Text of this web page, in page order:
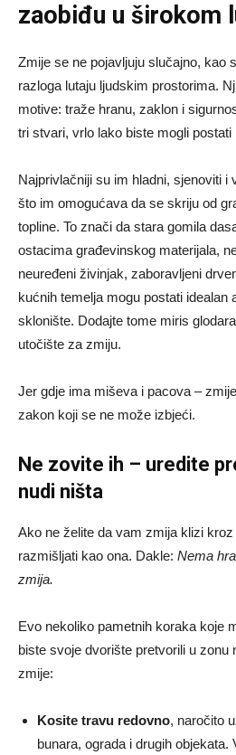
zaobiđu u širokom
Zmije se ne pojavljuju slučajno, kao
razloga lutaju ljudskim prostorima.
motive: traže hranu, zaklon i
tri stvari, vrlo lako biste mogli
Najprivlačniji su im hladni, sjenoviti i
što im omogućava da se skriju od
topline. To znači da stara gomila
ostacima građevinskog materijala,
neuređeni živinjak, zaboravljeni
kućnih temelja mogu postati idealan
sklonište. Dodajte tome miris
utočište za zmiju.
Jer gdje ima miševa i pacova –
zakon koji se ne može izbjeći.
Ne zovite ih – uredite
nudi ništa
Ako ne želite da vam zmija klizi
razmišljati kao ona. Dakle: Nema
zmija.
Evo nekoliko pametnih koraka koje
biste svoje dvorište pretvorili u zonu
zmije:
Kosite travu redovno, naročito
bunara, ograda i drugih objekata.